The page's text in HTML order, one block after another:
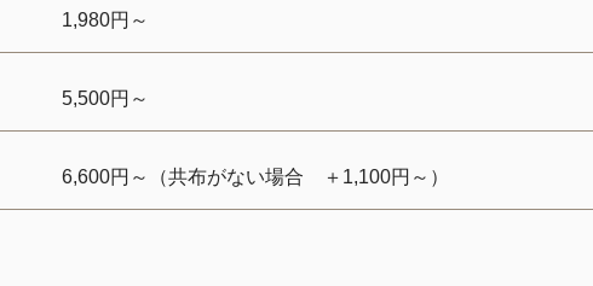
1,980円～
5,500円～
6,600円～（共布がない場合 ＋1,100円～）